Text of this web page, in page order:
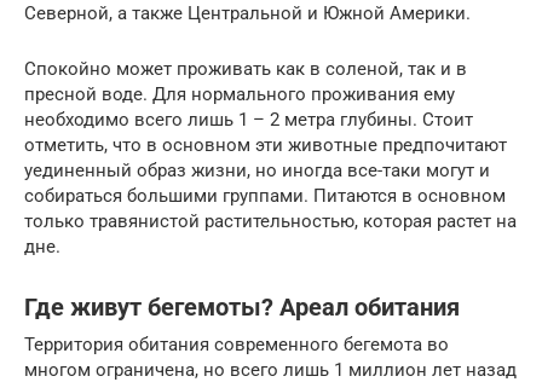
Северной, а также Центральной и Южной Америки.
Спокойно может проживать как в соленой, так и в
пресной воде. Для нормального проживания ему
необходимо всего лишь 1 – 2 метра глубины. Стоит
отметить, что в основном эти животные предпочитают
уединенный образ жизни, но иногда все-таки могут и
собираться большими группами. Питаются в основном
только травянистой растительностью, которая растет на
дне.
Где живут бегемоты? Ареал обитания
Территория обитания современного бегемота во
многом ограничена, но всего лишь 1 миллион лет назад